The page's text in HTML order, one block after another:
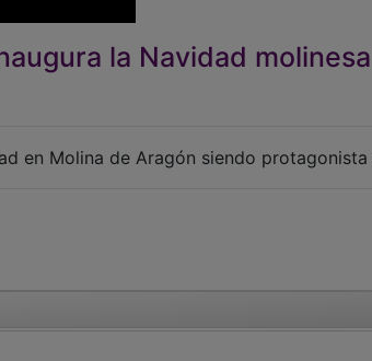
la Navidad molinesa
en Molina de Aragón siendo